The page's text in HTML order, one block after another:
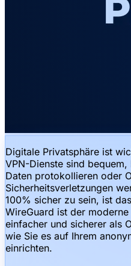
Digitale Privatsphäre ist
VPN-Dienste sind
Daten protokollieren oder
Sicherheitsverletzungen
100% sicher zu sein, ist
WireGuard ist der
einfacher und sicherer als
wie Sie es auf Ihrem
einrichten.